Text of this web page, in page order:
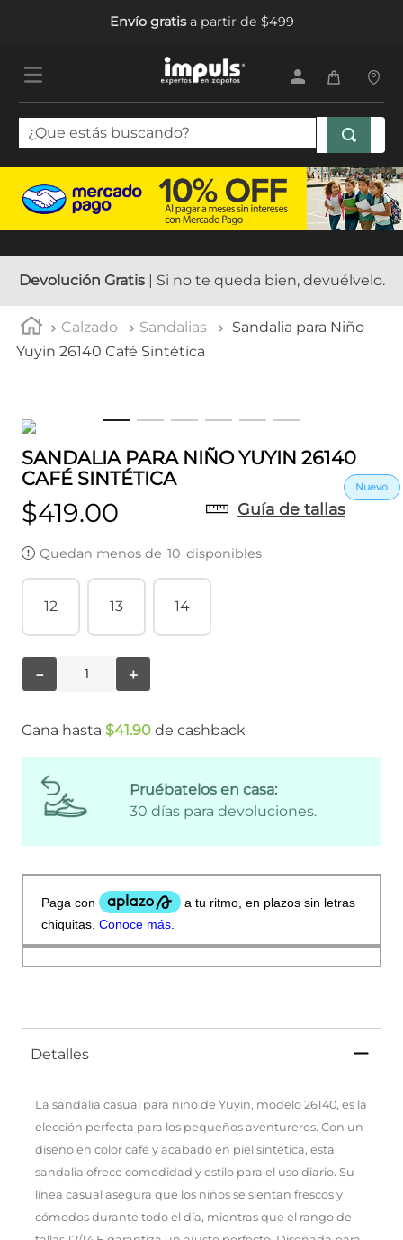
Envío gratisa partir de $499
¿Que estás buscando?
Devolución Gratis| Si no te queda bien, devuélvelo.
Calzado Sandalias
Sandalia para Niño
Yuyin 26140 Café Sintética
SANDALIA PARA NIÑO YUYIN 26140
CAFÉ SINTÉTICA
$419.00 Guía de tallas
Quedan menos de 10 disponibles
12 13 14
＋
－
Gana hasta $41.90 de cashback
Pruébatelos en casa:
30 días para devoluciones.
Detalles
La sandalia casual para niño de Yuyin, modelo 26140, es la
elección perfecta para los pequeños aventureros. Con un
diseño en color café y acabado en piel sintética, esta
sandalia ofrece comodidad y estilo para el uso diario. Su
línea casual asegura que los niños se sientan frescos y
cómodos durante todo el día, mientras que el rango de
TÉRMINOS MÁS BUSCADOS
1.
sandalias mujer
tenis hombre
5. tenis